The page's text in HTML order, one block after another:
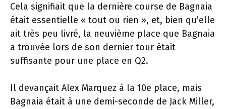
Cela signifiait que la dernière course de Bagnaia
était essentielle « tout ou rien », et, bien qu’elle
ait très peu livré, la neuvième place que Bagnaia
a trouvée lors de son dernier tour était
suffisante pour une place en Q2.
Il devançait Alex Marquez à la 10e place, mais
Bagnaia était à une demi-seconde de Jack Miller,